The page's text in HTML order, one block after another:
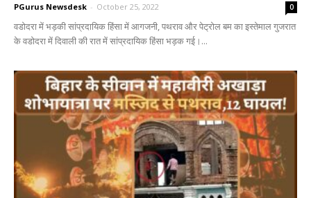
PGurus Newsdesk - October 25, 2022 0
वडोदरा में भड़की सांप्रदायिक हिंसा में आगजनी, पथराव और पेट्रोल बम का इस्तेमाल गुजरात
के वडोदरा में दिवाली की रात में सांप्रदायिक हिंसा भड़क गई।...